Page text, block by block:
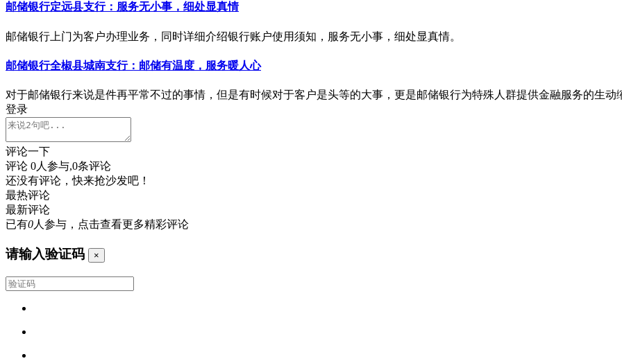
邮储银行定远县支行：服务无小事，细处显真情
邮储银行上门为客户办理业务，同时详细介绍银行账户使用须知，服务无小事，细处显真情。
邮储银行全椒县城南支行：邮储有温度，服务暖人心
对于邮储银行来说是件再平常不过的事情，但是有时候对于客户是头等的大事，更是邮储银行为特殊人群提供金融服务的生动
登录
评论一下
评论 0人参与,0条评论
还没有评论，快来抢沙发吧！
最热评论
最新评论
已有0人参与，点击查看更多精彩评论
请输入验证码 ×